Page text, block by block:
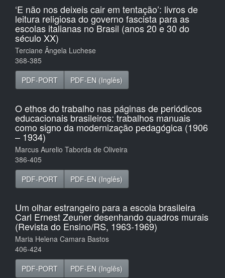
‘E não nos deixeis cair em tentação’: livros de
leitura religiosa do governo fascista para as
escolas italianas no Brasil (anos 20 e 30 do
século XX)
Terciane Ângela Luchese
368-385
PDF-PORT
PDF-EN (Inglês)
O ethos do trabalho nas páginas de periódicos
educacionais brasileiros: trabalhos manuais
como signo da modernização pedagógica (1906
– 1934)
Marcus Aurelio Taborda de Oliveira
386-405
PDF-PORT
PDF-EN (Inglês)
Um olhar estrangeiro para a escola brasileira
Carl Ernest Zeuner desenhando quadros murais
(Revista do Ensino/RS, 1963-1969)
Maria Helena Camara Bastos
406-424
PDF-PORT
PDF-EN (Inglês)